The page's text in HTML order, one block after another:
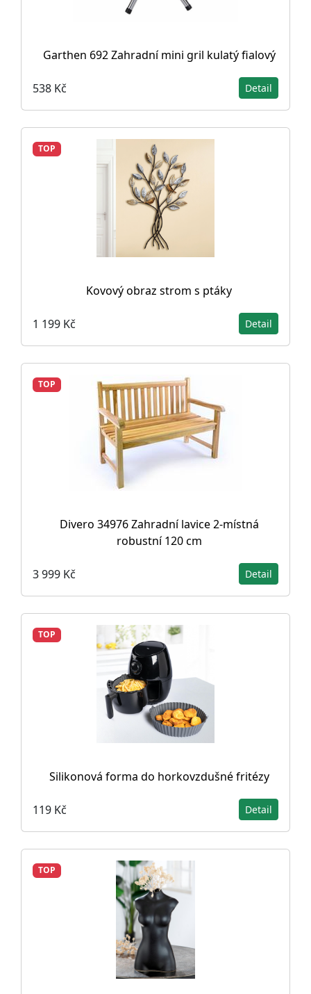
Garthen 692 Zahradní mini gril kulatý fialový
538 Kč Detail
TOP
Kovový obraz strom s ptáky
1 199 Kč Detail
TOP
Divero 34976 Zahradní lavice 2-místná
robustní 120 cm
3 999 Kč Detail
TOP
Silikonová forma do horkovzdušné fritézy
119 Kč Detail
TOP